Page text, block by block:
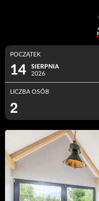
POCZĄTEK
14
SIERPNIA
2026
LICZBA OSÓB
2